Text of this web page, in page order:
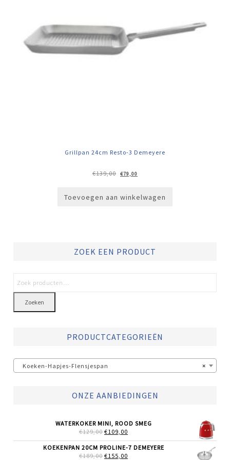
Grillpan 24cm Resto-3 Demeyere
€139,00
Oorspronkelijke
prijs
€79,00
prijs
Toevoegen aan winkelwagen
ZOEK EEN PRODUCT
Zoeken
PRODUCTCATEGORIEËN
×
Koeken-Hapjes-Flensjespan
ONZE AANBIEDINGEN
WATERKOKER MINI, ROOD SMEG
€129,00 OORSPRONKELIJKE
WAS:
€129,00.
€109,00
IS:
KOEKENPAN 20CM PROLINE-7 DEMEYERE
€189,00 OORSPRONKELIJKE
€155,00